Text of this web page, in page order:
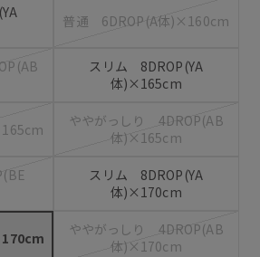
普通 6DROP(A体)×160cm
スリム 8DROP(YA
体)×165cm
ややがっしり 4DROP(AB
体)×165cm
スリム 8DROP(YA
体)×170cm
ややがっしり 4DROP(AB
体)×170cm